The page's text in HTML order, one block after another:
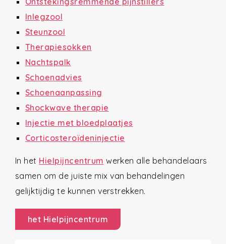
Inlegzool
Steunzool
Therapiesokken
Nachtspalk
Schoenadvies
Schoenaanpassing
Shockwave therapie
Injectie met bloedplaatjes
Corticosteroïdeninjectie
In het Hielpijncentrum werken alle behandelaars
samen om de juiste mix van behandelingen
gelijktijdig te kunnen verstrekken.
het Hielpijncentrum